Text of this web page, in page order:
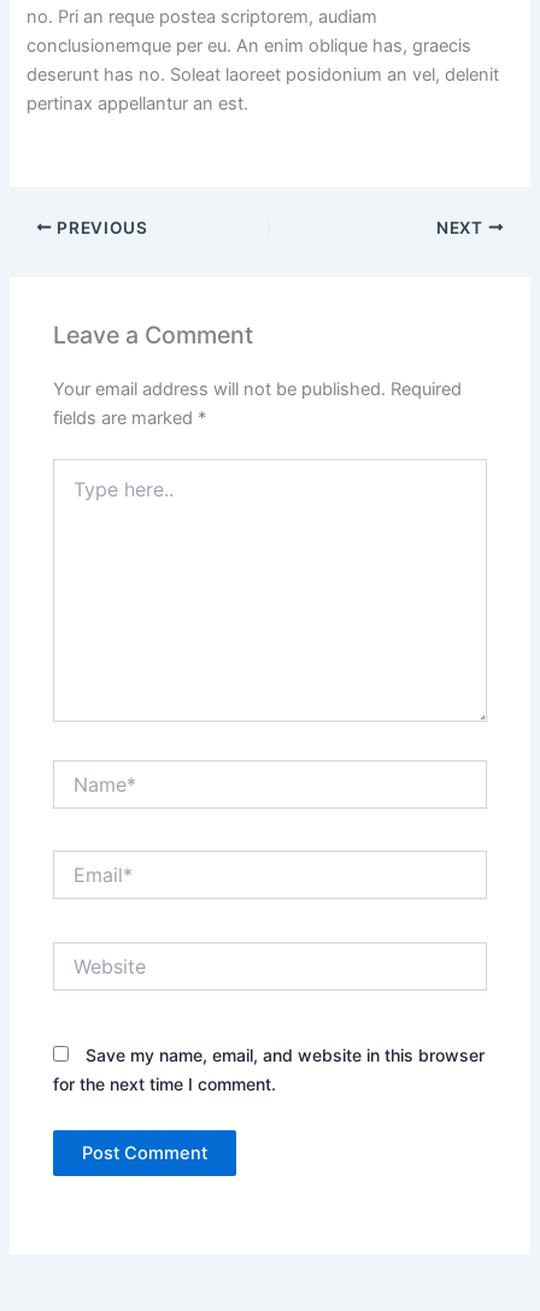
no. Pri an reque postea scriptorem, audiam
conclusionemque per eu. An enim oblique has, graecis
deserunt has no. Soleat laoreet posidonium an vel, delenit
pertinax appellantur an est.
PREVIOUS NEXT
Leave a Comment
Your email address will not be published. Required
fields are marked *
here..
Save my name, email, and website in this browser
for the next time I comment.